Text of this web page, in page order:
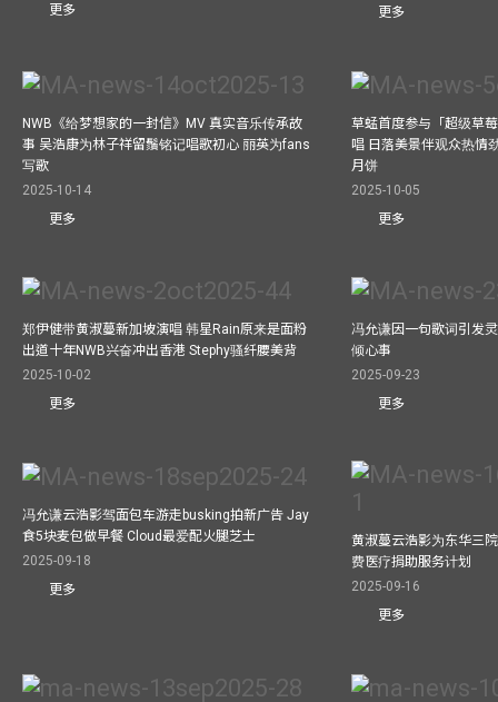
更多
更多
NWB《给梦想家的一封信》MV 真实音乐传承故
事 吴浩康为林子祥留鬚铭记唱歌初心 丽英为fans
写歌
2025-10-14
更多
草蜢首度参与「超级草
唱 日落美景伴观众热情
月饼
2025-10-05
更多
郑伊健带黄淑蔓新加坡演唱 韩星Rain原来是面粉
出道十年NWB兴奋冲出香港 Stephy骚纤腰美背
2025-10-02
更多
冯允谦因一句歌词引发
倾心事
2025-09-23
更多
冯允谦云浩影驾面包车游走busking拍新广告 Jay
食5块麦包做早餐 Cloud最爱配火腿芝士
2025-09-18
更多
黄淑蔓云浩影为东华三
费医疗捐助服务计划
2025-09-16
更多